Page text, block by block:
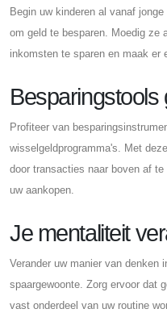
Begin uw kinderen al vanaf
om geld te besparen. Moedig ze
inkomsten te sparen en maak er
Besparingstools
Profiteer van
wisselgeldprogramma's. Met
door transacties naar boven af
uw aankopen.
Je mentaliteit
Verander uw manier van denken
spaargewoonte. Zorg ervoor dat
vast onderdeel van uw routine